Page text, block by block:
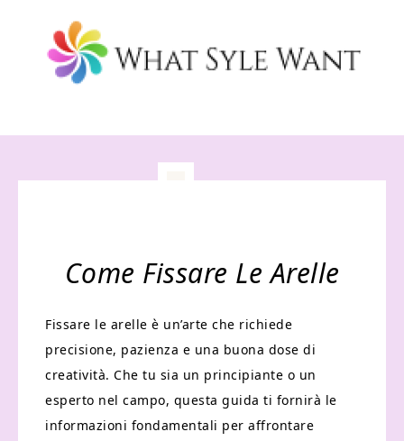
Come Fissare Le Arelle
Fissare le arelle è un’arte che richiede
precisione, pazienza e una buona dose di
creatività. Che tu sia un principiante o un
esperto nel campo, questa guida ti fornirà le
informazioni fondamentali per affrontare